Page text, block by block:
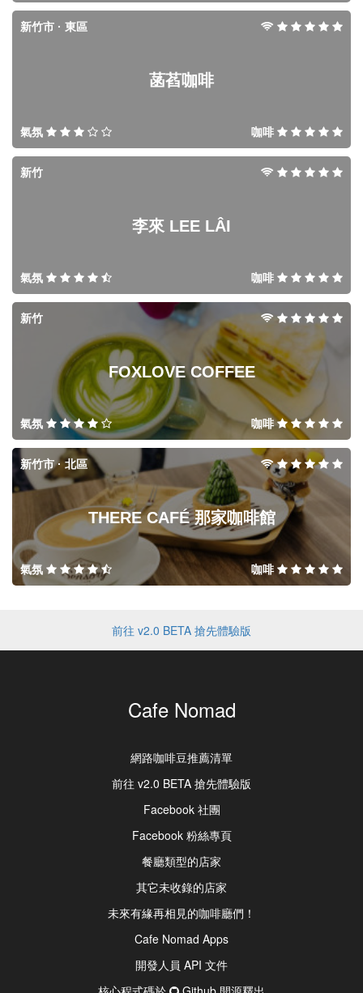
菡萏咖啡
新竹市 · 東區
氣氛 咖啡
李來 LEE LÂI
新竹
氣氛 咖啡
FOXLOVE COFFEE
新竹
氣氛 咖啡
THERE CAFÉ 那家咖啡館
新竹市 · 北區
氣氛 咖啡
前往 v2.0 BETA 搶先體驗版
Cafe Nomad
網路咖啡豆推薦清單
前往 v2.0 BETA 搶先體驗版
Facebook 社團
Facebook 粉絲專頁
餐廳類型的店家
其它未收錄的店家
未來有緣再相見的咖啡廳們！
Cafe Nomad Apps
開發人員 API 文件